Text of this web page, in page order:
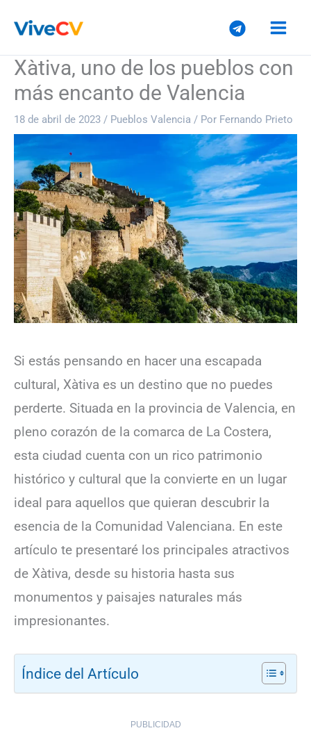
contenido
Xàtiva, uno de los pueblos con
más encanto de Valencia
18 de abril de 2023 / Pueblos Valencia / Por Fernando Prieto
Si estás pensando en hacer una escapada
cultural, Xàtiva es un destino que no puedes
perderte. Situada en la provincia de Valencia, en
pleno corazón de la comarca de La Costera,
esta ciudad cuenta con un rico patrimonio
histórico y cultural que la convierte en un lugar
ideal para aquellos que quieran descubrir la
esencia de la Comunidad Valenciana. En este
artículo te presentaré los principales atractivos
de Xàtiva, desde su historia hasta sus
monumentos y paisajes naturales más
impresionantes.
Índice del Artículo
PUBLICIDAD